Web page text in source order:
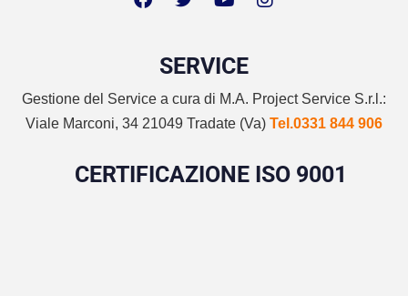
SERVICE
Gestione del Service a cura di M.A. Project Service S.r.l.:
Viale Marconi, 34 21049 Tradate (Va) Tel.0331 844 906
CERTIFICAZIONE ISO 9001